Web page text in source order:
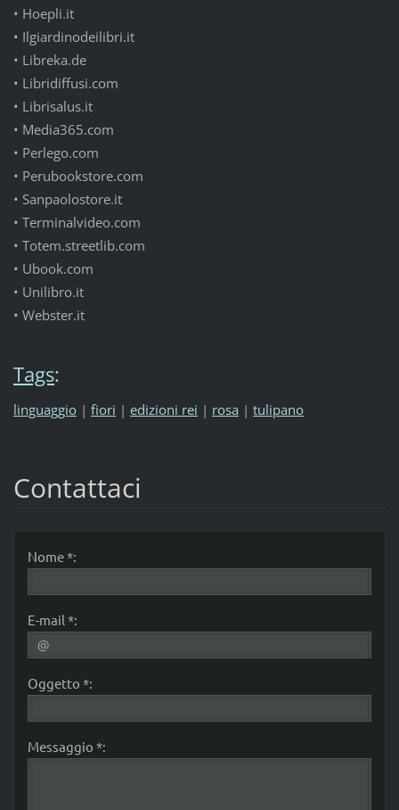
• Hoepli.it
• Ilgiardinodeilibri.it
• Libreka.de
• Libridiffusi.com
• Librisalus.it
• Media365.com
• Perlego.com
• Perubookstore.com
• Sanpaolostore.it
• Terminalvideo.com
• Totem.streetlib.com
• Ubook.com
• Unilibro.it
• Webster.it
Tags:
linguaggio | fiori | edizioni rei | rosa | tulipano
Contattaci
Nome *:
E-mail *:
Oggetto *:
Messaggio *: